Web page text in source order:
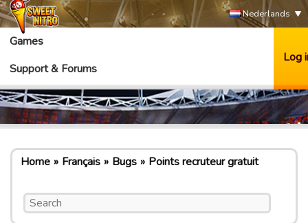
Nederlands
Games
Support & Forums
Log
Home Français Bugs Points recruteur gratuit